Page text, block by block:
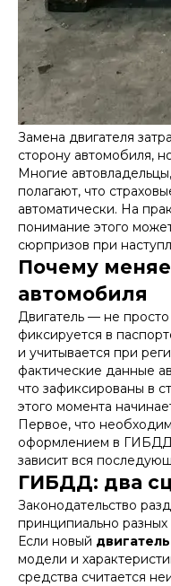
Замена двигателя
сторону автомобиля,
Многие
полагают, что
автоматически. На
понимание этого
сюрпризов при
Почему
автомобиля
Двигатель — не
фиксируется в
и учитывается при
фактические данные
что зафиксированы в
этого момента
Первое, что
оформлением в ГИБДД,
зависит вся
ГИБДД: два
Законодательство
принципиально разных
Если новый
модели и
средства считается